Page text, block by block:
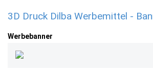
3D Druck Dilba Werbemittel -
Werbebanner